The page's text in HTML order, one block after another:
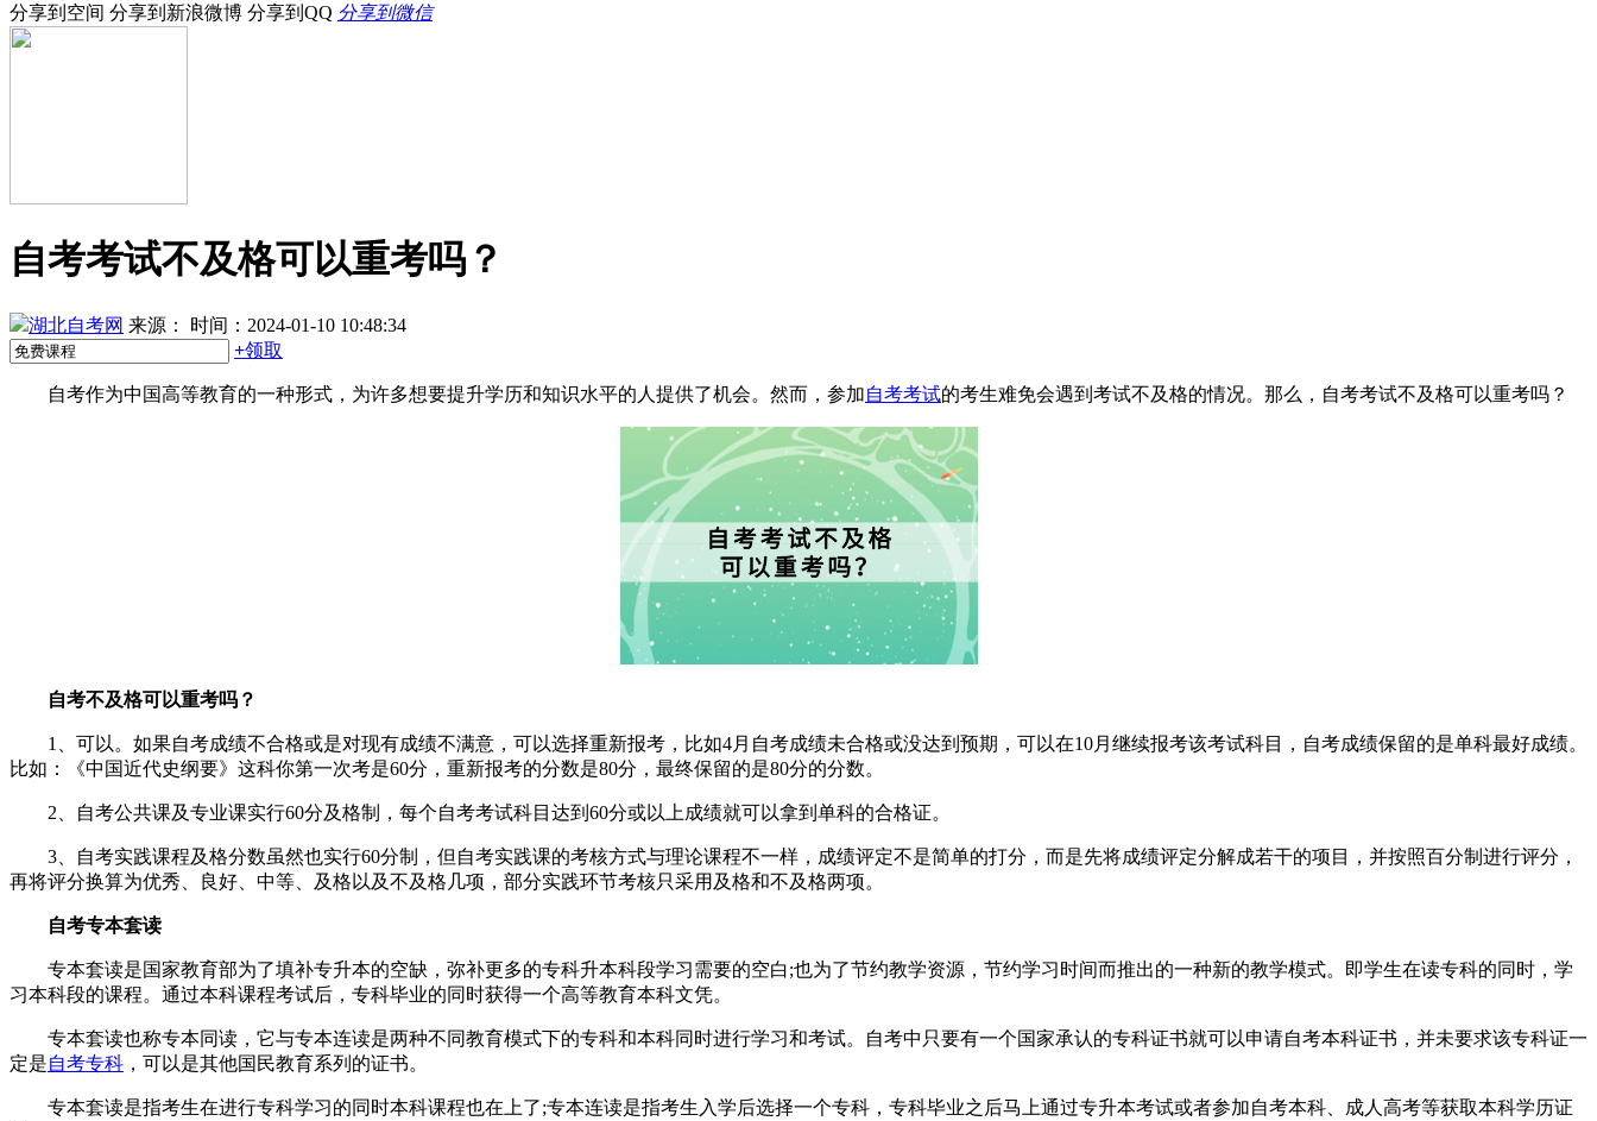
分享到空间 分享到新浪微博 分享到QQ 分享到微信
自考考试不及格可以重考吗？
湖北自考网 来源：
时间：2024-01-10 10:48:34
+领取
自考作为中国高等教育的一种形式，为许多想要提升学历和知识水平的人提供了机会。然而，参加自考考试的考生难免会遇到考试不及格的情况。那么，自考考试不及格可以重考吗？
自考不及格可以重考吗？
1、可以。如果自考成绩不合格或是对现有成绩不满意，可以选择重新报考，比如4月自考成绩未合格或没达到预期，可以在10月继续报考该考试科目，自考成绩保留的是单科最好成绩。
比如：《中国近代史纲要》这科你第一次考是60分，重新报考的分数是80分，最终保留的是80分的分数。
2、自考公共课及专业课实行60分及格制，每个自考考试科目达到60分或以上成绩就可以拿到单科的合格证。
3、自考实践课程及格分数虽然也实行60分制，但自考实践课的考核方式与理论课程不一样，成绩评定不是简单的打分，而是先将成绩评定分解成若干的项目，并按照百分制进行评分，
再将评分换算为优秀、良好、中等、及格以及不及格几项，部分实践环节考核只采用及格和不及格两项。
自考专本套读
专本套读是国家教育部为了填补专升本的空缺，弥补更多的专科升本科段学习需要的空白;也为了节约教学资源，节约学习时间而推出的一种新的教学模式。即学生在读专科的同时，学
习本科段的课程。通过本科课程考试后，专科毕业的同时获得一个高等教育本科文凭。
专本套读也称专本同读，它与专本连读是两种不同教育模式下的专科和本科同时进行学习和考试。自考中只要有一个国家承认的专科证书就可以申请自考本科证书，并未要求该专科证一
定是自考专科 ，可以是其他国民教育系列的证书。
专本套读是指考生在进行专科学习的同时本科课程也在上了;专本连读是指考生入学后选择一个专科，专科毕业之后马上通过专升本考试或者参加自考本科、成人高考等获取本科学历证